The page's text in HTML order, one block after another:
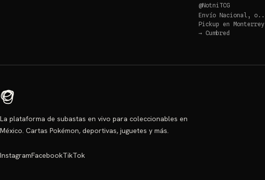
@NotniTCG
Envío Nacional, o..
Pickup en Monterrey
→ Cumbred
La plataforma de subastas en vivo para coleccionables en
México. Cartas Pokémon, deportivas, juguetes y más.
InstagramFacebookTikTok